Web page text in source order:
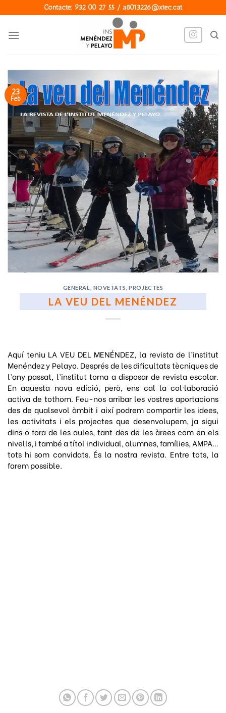
to
content
Contacte: 932 00 27 55 / a8013226@xtec.cat
23
Feb
GENERAL NOVETATS ,PROJECTES
LA VEU DEL MENÉNDEZ
Aquí teniu LA VEU DEL MENÉNDEZ, la revista de l’institut
Menéndez y Pelayo. Després de les dificultats tècniques de
l’any passat, l’institut torna a disposar de revista escolar.
En aquesta nova edició, però, ens cal la col·laboració
activa de tothom. Feu-nos arribar les vostres aportacions
des de qualsevol àmbit i així podrem compartir les idees,
les activitats i els projectes que desenvolupem, ja sigui
dins o fora de les aules, tant des de les àrees com en els
nivells, i també a títol individual, alumnes, famílies, AMPA…
tots hi som convidats. És la nostra revista. Entre tots, la
farem possible.